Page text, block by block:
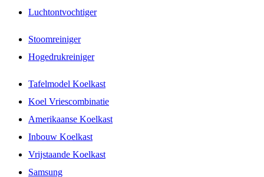
Luchtontvochtiger
Stoomreiniger
Hogedrukreiniger
Tafelmodel Koelkast
Koel Vriescombinatie
Amerikaanse Koelkast
Inbouw Koelkast
Vrijstaande Koelkast
Samsung